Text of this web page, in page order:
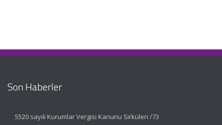
Son Haberler
5520 sayılı Kurumlar Vergisi Kanunu Sirküleri /73